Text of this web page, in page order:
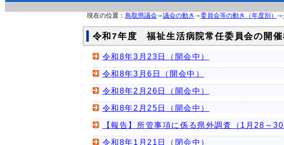
現在の位置： 鳥取県議会 議会の動き 委員会等の動き（年度別）
令和7年度 福祉生活病院常任委員会の開催
令和8年3月23日（開会中）
令和8年3月6日（開会中）
令和8年2月26日（開会中）
令和8年2月25日（開会中）
【報告】所管事項に係る県外調査（1月28～30
令和8年1月21日（閉会中）